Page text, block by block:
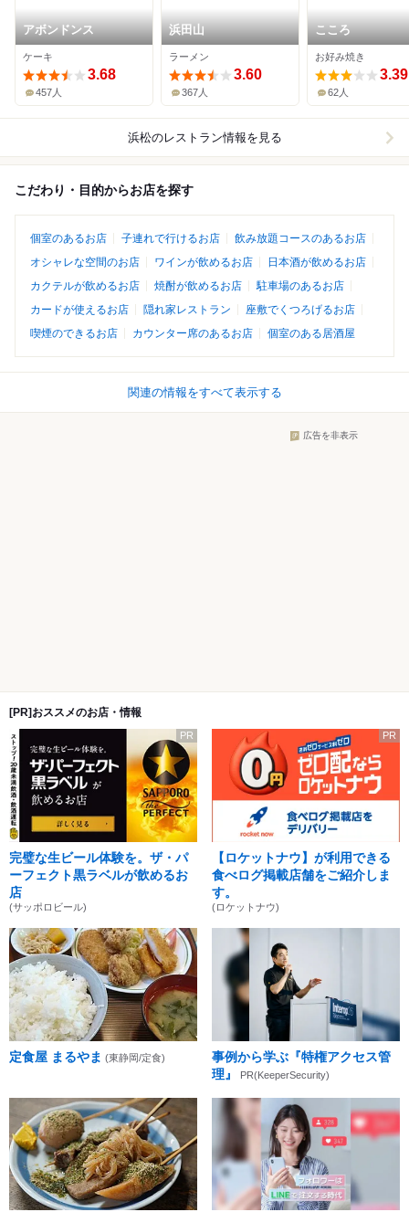
アボンドンス
ケーキ
3.68
457人
浜田山
ラーメン
3.60
367人
こころ
お好み焼き
3.39
62人
浜松のレストラン情報を見る
こだわり・目的からお店を探す
個室のあるお店 子連れで行けるお店
飲み放題コースのあるお店
オシャレな空間のお店
ワインが飲めるお店
日本酒が飲めるお店
カクテルが飲めるお店
焼酎が飲めるお店
駐車場のあるお店
カードが使えるお店
隠れ家レストラン
座敷でくつろげるお店
喫煙のできるお店
カウンター席のあるお店 個室のある居酒屋
関連の情報をすべて表示する
広告を非表示
[PR]おススメのお店・情報
PR
完璧な生ビール体験を。ザ・パ
ーフェクト黒ラベルが飲めるお
店
(サッポロビール)
PR
【ロケットナウ】が利用できる
食べログ掲載店舗をご紹介しま
す。
(ロケットナウ)
定食屋 まるやま (東静岡/定食)
事例から学ぶ『特権アクセス管
理』
PR(KeeperSecurity)